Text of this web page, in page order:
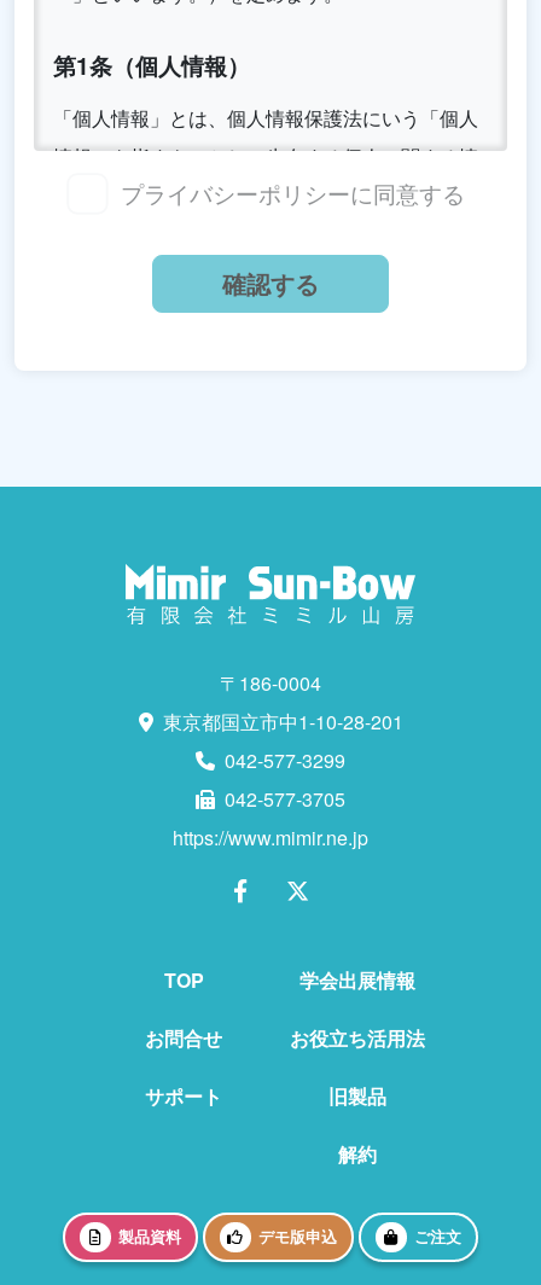
第1条（個人情報）
「個人情報」とは、個人情報保護法にいう「個人
情報」を指すものとし、生存する個人に関する情
報であって、当該情報に含まれるお名前、メール
別できる情報及び容貌、指紋、声紋にかかるデー
タ、及び健康保険証の保険者番号などの当該情報
ス、銀行口座番号、クレジットカード番号、運転
免許証番号などの個人情報をお尋ねすることがあ
されたユーザーの個人情報を含む取引記録や決済
に関する情報を、当社の提携先（情報提供元、広
告主、広告配信先などを含みます。以下、｢提携
当社が個人情報を収集・利用する目的は、以下の
とおりです。
当社サービスの提供・運営のため
（本人確認を行うことを含む）
情報、キャンペーン等及び当社が提供する他
のサービスの案内のメールを送付するため
プライバシーポリシーに同意する
〒186-0004
東京都国立市中1-10-28-201
042-577-3299
042-577-3705
https://www.mimir.ne.jp
TOP
お問合せ
サポート
学会出展情報
お役立ち活用法
旧製品
解約
製品資料 デモ版申込 ご注文